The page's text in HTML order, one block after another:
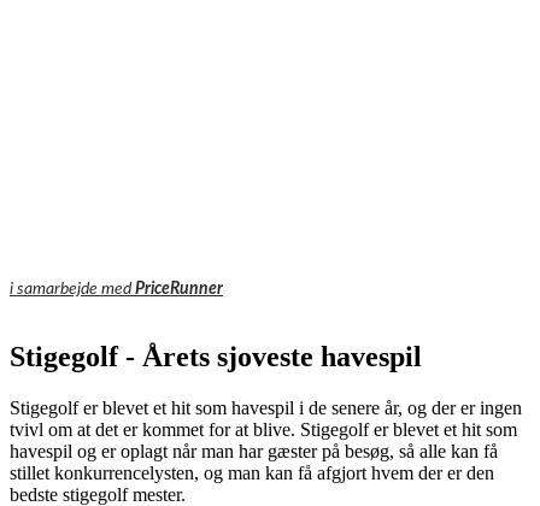
i samarbejde medPriceRunner
Stigegolf - Årets sjoveste havespil
Stigegolf er blevet et hit som havespil i de senere år, og der er ingen
tvivl om at det er kommet for at blive. Stigegolf er blevet et hit som
havespil og er oplagt når man har gæster på besøg, så alle kan få
stillet konkurrencelysten, og man kan få afgjort hvem der er den
bedste stigegolf mester.